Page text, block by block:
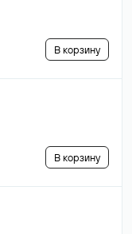
В корзину
В корзину